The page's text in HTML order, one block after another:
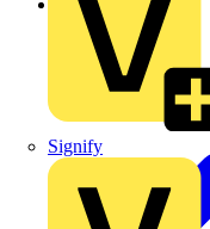
Signify